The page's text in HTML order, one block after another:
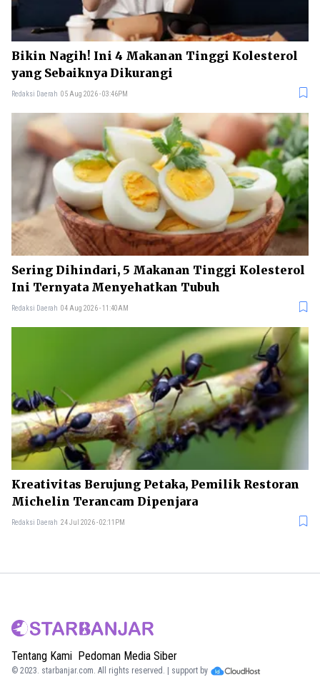
Bikin Nagih! Ini 4 Makanan Tinggi Kolesterol
yang Sebaiknya Dikurangi
Redaksi Daerah 05 Aug 2026 - 03:46PM
Sering Dihindari, 5 Makanan Tinggi Kolesterol
Ini Ternyata Menyehatkan Tubuh
Redaksi Daerah 04 Aug 2026 - 11:40AM
Kreativitas Berujung Petaka, Pemilik Restoran
Michelin Terancam Dipenjara
Redaksi Daerah 24 Jul 2026 - 02:11PM
Tentang Kami Pedoman Media Siber
© 2023. starbanjar.com. All rights reserved. | support by